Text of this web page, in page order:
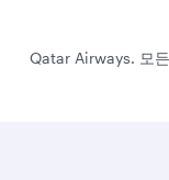
Qatar Airways. 모